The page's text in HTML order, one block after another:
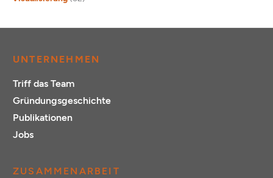
UNTERNEHMEN
Triff das Team
Gründungsgeschichte
Publikationen
Jobs
ZUSAMMENARBEIT